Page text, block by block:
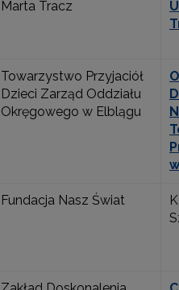
Marta Tracz
Towarzystwo Przyjaciół
Dzieci Zarząd Oddziału
Okręgowego w Elblągu
Fundacja Nasz Świat